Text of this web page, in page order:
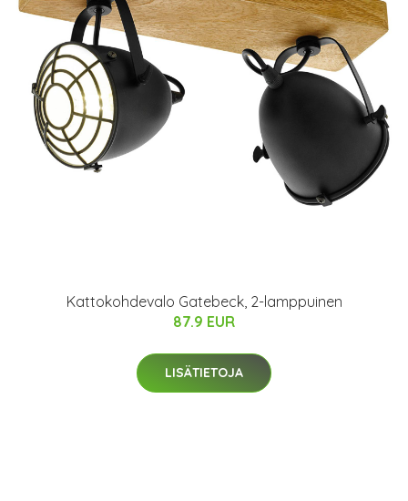
Kattokohdevalo Gatebeck, 2-lamppuinen
87.9 EUR
LISÄTIETOJA